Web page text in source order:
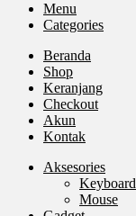
Menu
Categories
Beranda
Shop
Keranjang
Checkout
Akun
Kontak
Aksesories
Keyboard
Mouse